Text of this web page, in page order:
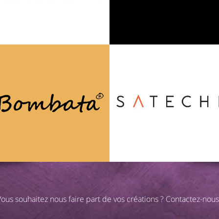
souhaitez nous faire part de vos créations ? Contactez-nous